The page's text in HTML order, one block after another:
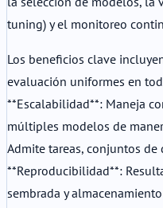
tuning) y el monitoreo
Los beneficios clave
evaluación uniformes en
**Escalabilidad**: Maneja
múltiples modelos de
Admite tareas, conjuntos de
**Reproducibilidad**:
sembrada y